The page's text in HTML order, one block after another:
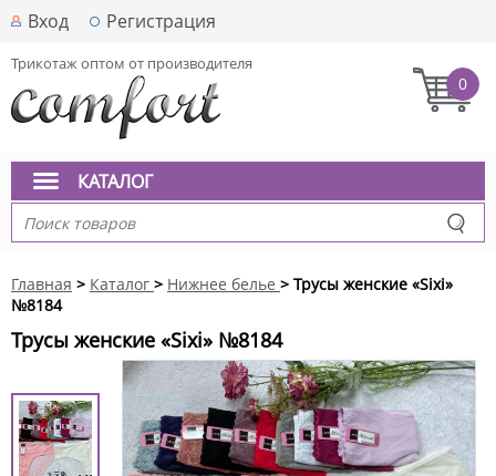
Вход Регистрация
Трикотаж оптом от производителя
0
КАТАЛОГ
Главная > Каталог > Нижнее белье > Трусы женские «Sixi»
№8184
Трусы женские «Sixi» №8184